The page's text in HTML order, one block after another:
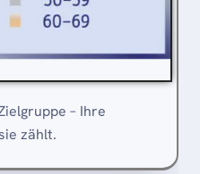
– Ihre
zählt.